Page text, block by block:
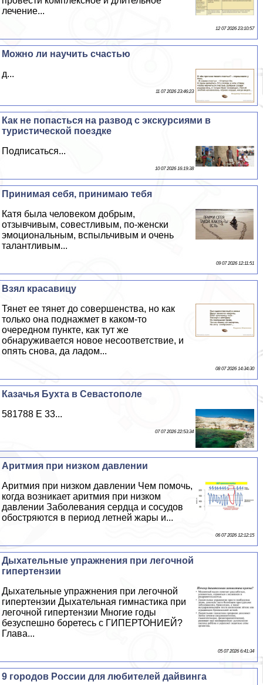
лечение...
12 07 2026 23:10:57
Можно ли научить счастью
д...
11 07 2026 23:46:23
Как не попасться на развод с экскурсиями в
туристической поездке
Подписаться...
10 07 2026 16:19:38
Принимая себя, принимаю тебя
Катя была человеком добрым,
отзывчивым, совестливым, по-женски
эмоциональным, вспыльчивым и очень
талантливым...
09 07 2026 12:11:51
Взял красавицу
Тянет ее тянет до совершенства, но как
только она поднажмет в каком-то
очередном пункте, как тут же
обнаруживается новое несоответствие, и
опять снова, да ладом...
08 07 2026 14:34:30
Казачья Бухта в Севастополе
581788 E 33...
07 07 2026 22:53:34
Аритмия при низком давлении
Аритмия при низком давлении Чем помочь,
когда возникает аритмия при низком
давлении Заболевания сердца и сосудов
обостряются в период летней жары и...
06 07 2026 12:12:15
Дыхательные упражнения при легочной
гипертензии
Дыхательные упражнения при легочной
гипертензии Дыхательная гимнастика при
легочной гипертензии Многие годы
безуспешно боретесь с ГИПЕРТОНИЕЙ?
Глава...
05 07 2026 6:41:34
9 городов России для любителей дайвинга